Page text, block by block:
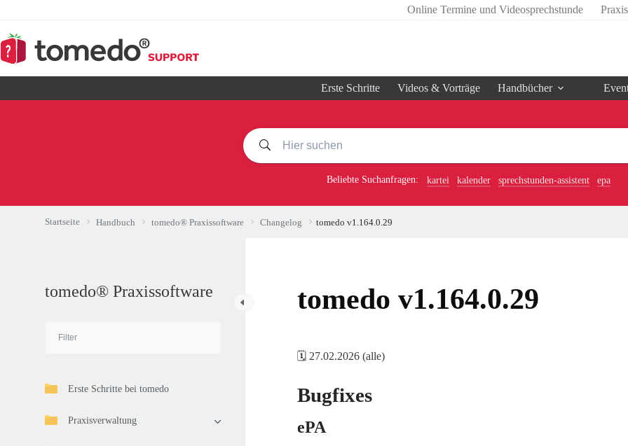
springen
Online Termine und Videosprechstunde
Erste Schritte Videos & Vorträge Handbücher
Beliebte Suchanfragen: kartei kalender sprechstunden-assistent epa
Startseite Handbuch tomedo® Praxissoftware Changelog tomedo v1.164.0.29
tomedo® Praxissoftware
Erste Schritte bei tomedo
Praxisverwaltung
tomedo v1.164.0.29
🗓️ 27.02.2026 (alle)
Bugfixes
ePA